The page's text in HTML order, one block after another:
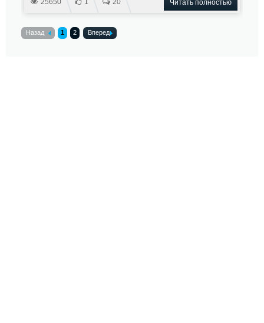
25650 1 20 Читать полностью
Назад 1 2 Вперед